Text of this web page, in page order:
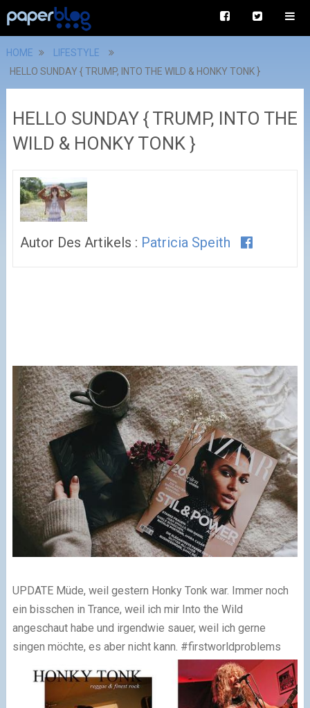
HOME
LIFESTYLE
HELLO SUNDAY { TRUMP, INTO THE WILD & HONKY TONK }
HELLO SUNDAY { TRUMP, INTO THE
WILD & HONKY TONK }
Autor Des Artikels : Patricia Speith
UPDATEMüde, weil gestern Honky Tonk war. Immer noch
ein bisschen in Trance, weil ich mir Into the Wild
angeschaut habe und irgendwie sauer, weil ich gerne
singen möchte, es aber nicht kann. #firstworldproblems